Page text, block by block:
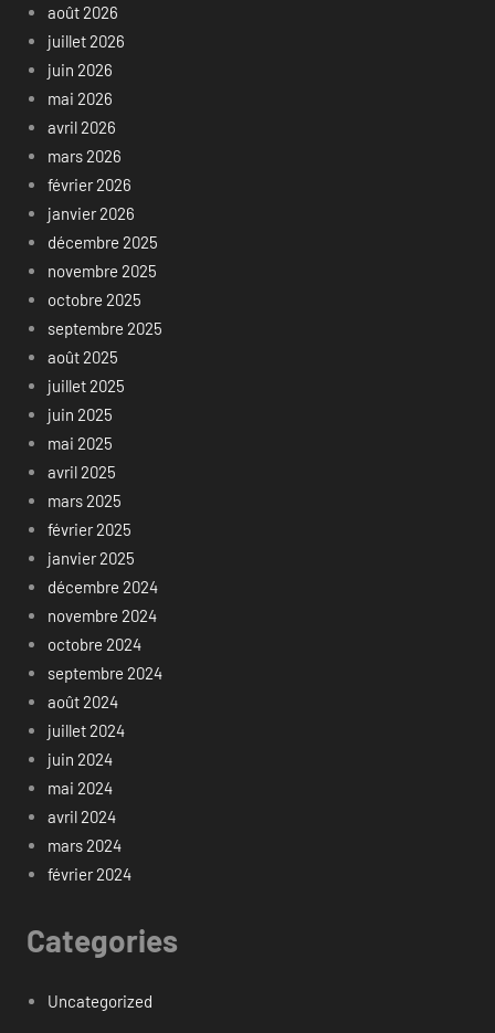
août 2026
juillet 2026
juin 2026
mai 2026
avril 2026
mars 2026
février 2026
janvier 2026
décembre 2025
novembre 2025
octobre 2025
septembre 2025
août 2025
juillet 2025
juin 2025
mai 2025
avril 2025
mars 2025
février 2025
janvier 2025
décembre 2024
novembre 2024
octobre 2024
septembre 2024
août 2024
juillet 2024
juin 2024
mai 2024
avril 2024
mars 2024
février 2024
Categories
Uncategorized